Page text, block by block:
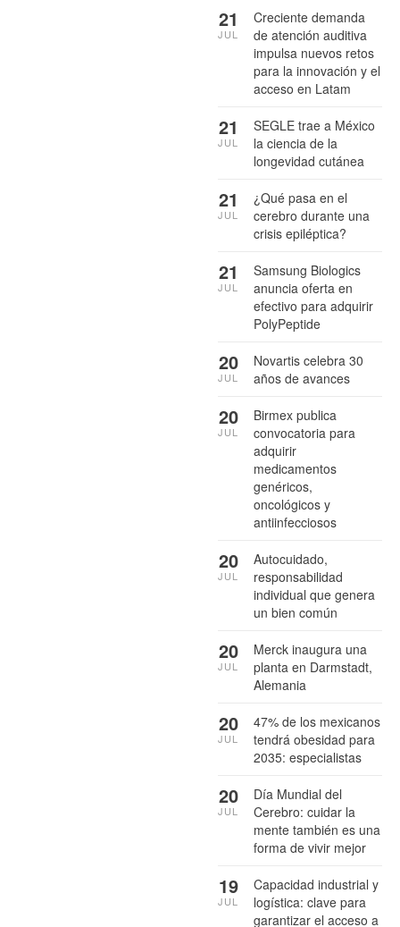
Creciente demanda
de atención auditiva
impulsa nuevos retos
para la innovación y el
acceso en Latam
21
JUL
SEGLE trae a México
la ciencia de la
longevidad cutánea
21
JUL
¿Qué pasa en el
cerebro durante una
crisis epiléptica?
21
JUL
Samsung Biologics
anuncia oferta en
efectivo para adquirir
PolyPeptide
21
JUL
Novartis celebra 30
años de avances
20
JUL
Birmex publica
convocatoria para
adquirir
medicamentos
genéricos,
oncológicos y
antiinfecciosos
20
JUL
Autocuidado,
responsabilidad
individual que genera
un bien común
20
JUL
Merck inaugura una
planta en Darmstadt,
Alemania
20
JUL
47% de los mexicanos
tendrá obesidad para
2035: especialistas
20
JUL
Día Mundial del
Cerebro: cuidar la
mente también es una
forma de vivir mejor
20
JUL
Capacidad industrial y
logística: clave para
garantizar el acceso a
19
JUL